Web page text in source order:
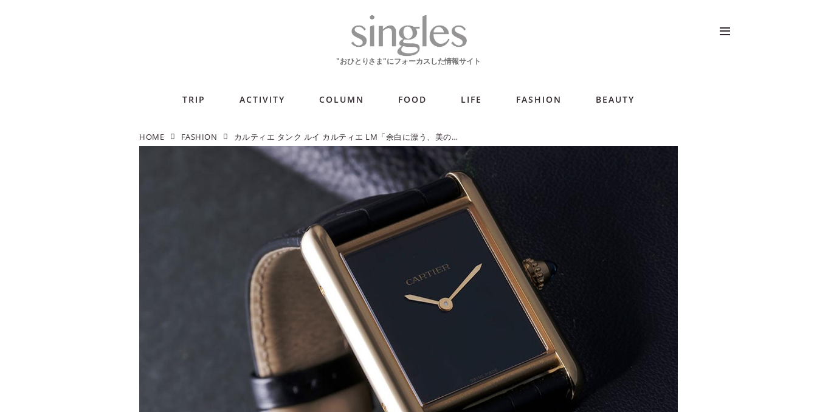
TRIP ACTIVITY COLUMN FOOD LIFE FASHION BEAUTY
HOME FASHION カルティエ タンク ルイ カルティエ LM「余白に漂う、美の本質」【今週の逸本 Vol.317】